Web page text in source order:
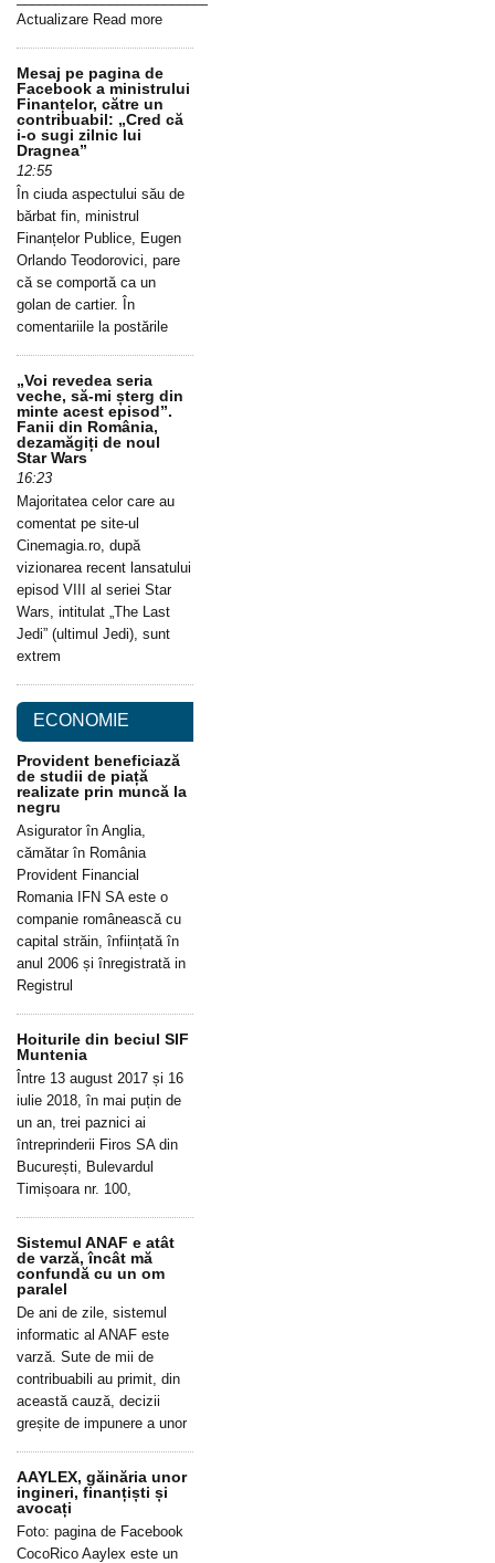
Actualizare Read more
Mesaj pe pagina de
Facebook a ministrului
Finanțelor, către un
contribuabil: „Cred că
i-o sugi zilnic lui
Dragnea”
12:55
În ciuda aspectului său de
bărbat fin, ministrul
Finanțelor Publice, Eugen
Orlando Teodorovici, pare
că se comportă ca un
golan de cartier. În
comentariile la postările
„Voi revedea seria
veche, să-mi șterg din
minte acest episod”.
Fanii din România,
dezamăgiți de noul
Star Wars
16:23
Majoritatea celor care au
comentat pe site-ul
Cinemagia.ro, după
vizionarea recent lansatului
episod VIII al seriei Star
Wars, intitulat „The Last
Jedi” (ultimul Jedi), sunt
extrem
ECONOMIE
Provident beneficiază
de studii de piață
realizate prin muncă la
negru
Asigurator în Anglia,
cămătar în România
Provident Financial
Romania IFN SA este o
companie românească cu
capital străin, înființată în
anul 2006 și înregistrată in
Registrul
Hoiturile din beciul SIF
Muntenia
Între 13 august 2017 și 16
iulie 2018, în mai puțin de
un an, trei paznici ai
întreprinderii Firos SA din
București, Bulevardul
Timișoara nr. 100,
Sistemul ANAF e atât
de varză, încât mă
confundă cu un om
paralel
De ani de zile, sistemul
informatic al ANAF este
varză. Sute de mii de
contribuabili au primit, din
această cauză, decizii
greșite de impunere a unor
AAYLEX, găinăria unor
ingineri, finanțiști și
avocați
Foto: pagina de Facebook
CocoRico Aaylex este un